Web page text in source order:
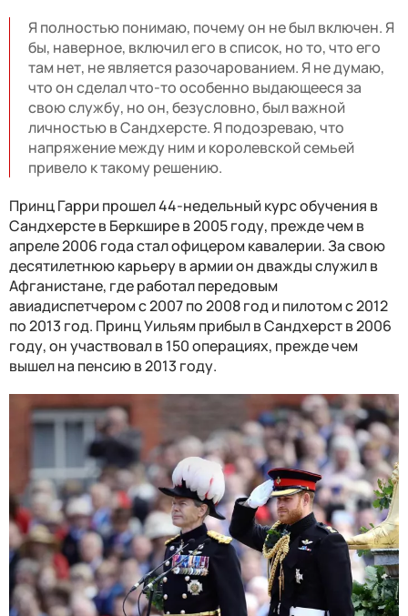
Я полностью понимаю, почему он не был включен. Я
бы, наверное, включил его в список, но то, что его
там нет, не является разочарованием. Я не думаю,
что он сделал что-то особенно выдающееся за
свою службу, но он, безусловно, был важной
личностью в Сандхерсте. Я подозреваю, что
напряжение между ним и королевской семьей
привело к такому решению.
Принц Гарри прошел 44-недельный курс обучения в
Сандхерсте в Беркшире в 2005 году, прежде чем в
апреле 2006 года стал офицером кавалерии. За свою
десятилетнюю карьеру в армии он дважды служил в
Афганистане, где работал передовым
авиадиспетчером с 2007 по 2008 год и пилотом с 2012
по 2013 год. Принц Уильям прибыл в Сандхерст в 2006
году, он участвовал в 150 операциях, прежде чем
вышел на пенсию в 2013 году.